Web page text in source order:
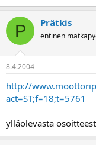
P Prätkis
entinen
8.4.2004
http://
act=ST;f=18;t=5761
ylläolevasta